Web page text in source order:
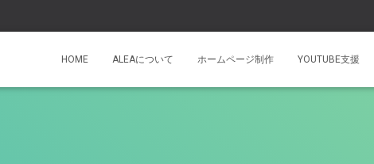
HOME ALEAについて ホームページ制作 YOUTUBE支援